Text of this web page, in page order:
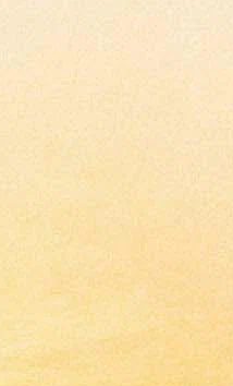
животных»